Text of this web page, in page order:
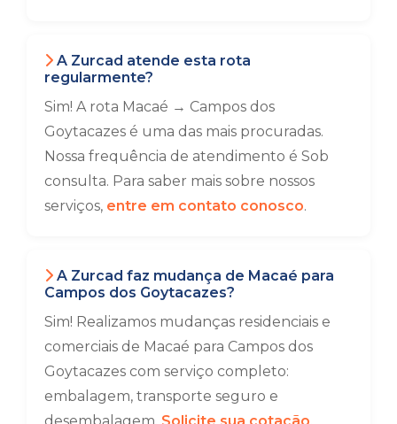
A Zurcad atende esta rota
regularmente?
Sim! A rota Macaé → Campos dos
Goytacazes é uma das mais procuradas.
Nossa frequência de atendimento é Sob
consulta. Para saber mais sobre nossos
serviços, entre em contato conosco.
A Zurcad faz mudança de Macaé para
Campos dos Goytacazes?
Sim! Realizamos mudanças residenciais e
comerciais de Macaé para Campos dos
Goytacazes com serviço completo:
embalagem, transporte seguro e